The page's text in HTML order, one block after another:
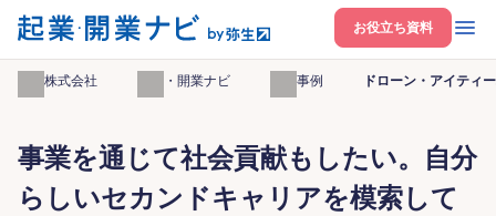
開く
お役立ち資料
弥生株式会社 起業・開業ナビ 起業事例 ドローン・アイティ
事業を通じて社会貢献もしたい。自分
らしいセカンドキャリアを模索して